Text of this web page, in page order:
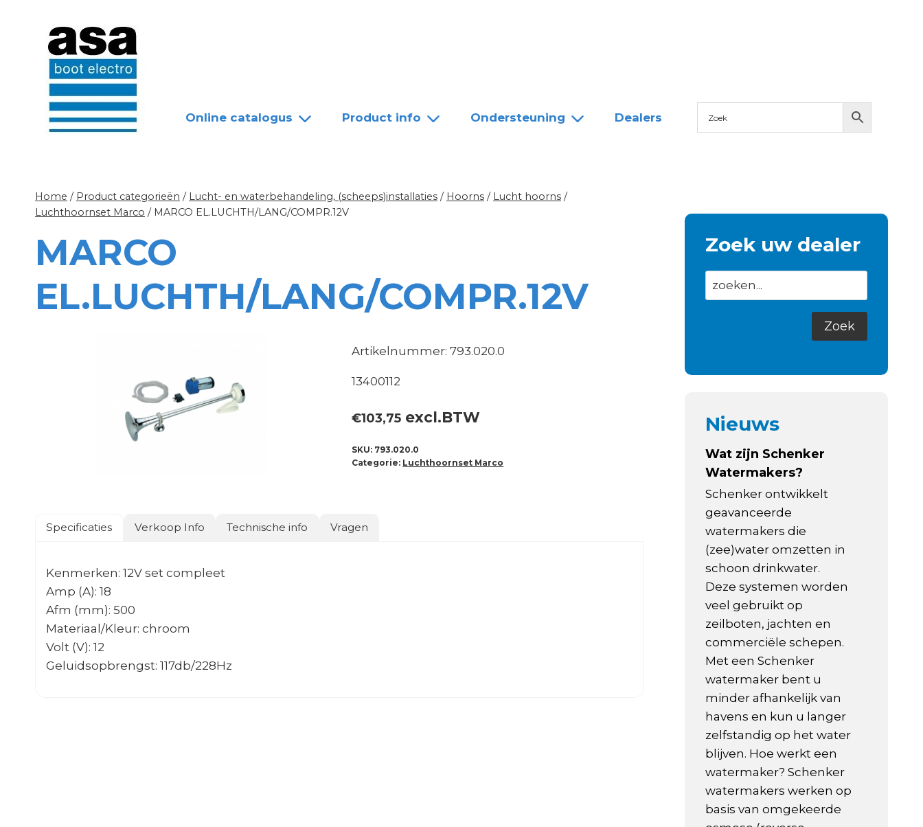
Online catalogus Product info Ondersteuning Dealers
Home / Product categorieën / Lucht- en waterbehandeling, (scheeps)installaties / Hoorns / Lucht hoorns /
Luchthoornset Marco / MARCO EL.LUCHTH/LANG/COMPR.12V
MARCO
EL.LUCHTH/LANG/COMPR.12V
Artikelnummer: 793.020.0
13400112
€103,75 excl.BTW
SKU: 793.020.0
Categorie: Luchthoornset Marco
Specificaties Verkoop Info Technische info Vragen
Kenmerken: 12V set compleet
Amp (A): 18
Afm (mm): 500
Materiaal/Kleur: chroom
Volt (V): 12
Geluidsopbrengst: 117db/228Hz
Zoek uw dealer
Nieuws
Wat zijn Schenker
Watermakers?
Schenker ontwikkelt
geavanceerde
watermakers die
(zee)water omzetten in
schoon drinkwater.
Deze systemen worden
veel gebruikt op
zeilboten, jachten en
commerciële schepen.
Met een Schenker
watermaker bent u
minder afhankelijk van
havens en kun u langer
zelfstandig op het water
blijven. Hoe werkt een
watermaker? Schenker
watermakers werken op
basis van omgekeerde